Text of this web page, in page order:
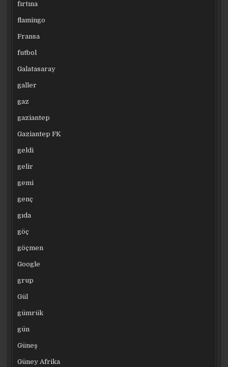
fırtına
flamingo
Fransa
futbol
Galatasaray
galler
gaz
gaziantep
Gaziantep FK
geldi
gelir
gemi
genç
gıda
göç
göçmen
Google
grup
Gül
gümrük
gün
Güneş
Güney Afrika